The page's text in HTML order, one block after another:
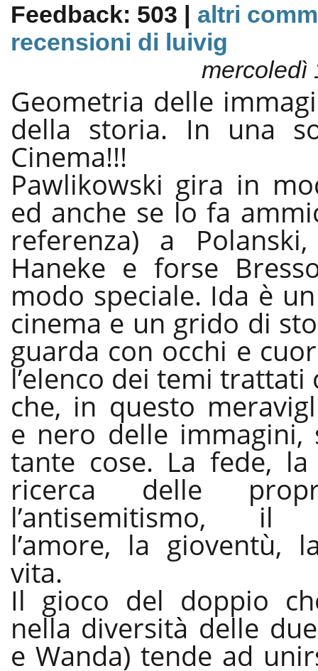
Feedback: 503 | altri
recensioni di luivig
mercoledì
Geometria delle
della storia. In una
Cinema!!!
Pawlikowski gira in
ed anche se lo fa
referenza) a Polanski,
Haneke e forse
modo speciale. Ida è
cinema e un grido di
guarda con occhi e
l’elenco dei temi trattati
che, in questo
e nero delle immagini,
tante cose. La fede,
ricerca delle
l’antisemitismo, il
l’amore, la gioventù,
vita.
Il gioco del doppio
nella diversità delle
e Wanda) tende ad